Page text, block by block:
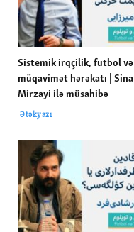
Sistemik irqçilik, futbol və
müqavimət hərəkatı | Sina
Mirzayi ilə müsahibə
Ətəkyazı